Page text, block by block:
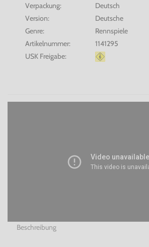
Verpackung:
Deutsch
Version:
Deutsche
Genre:
Rennspiele
Artikelnummer:
1141295
USK Freigabe:
Beschreibung